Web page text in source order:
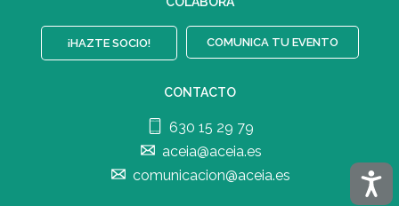
¡HAZTE SOCIO! COMUNICA TU EVENTO
CONTACTO
630 15 29 79
aceia@aceia.es
comunicacion@aceia.es